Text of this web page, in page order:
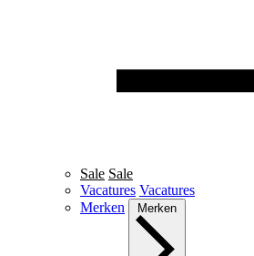
Sale Sale
Vacatures Vacatures
Merken
Merken